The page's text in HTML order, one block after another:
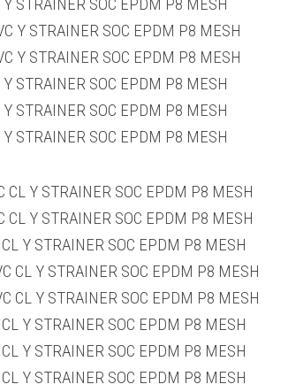
Y STRAINER SOC EPDM P8 MESH
Y STRAINER SOC EPDM P8 MESH
STRAINER SOC EPDM P8 MESH
STRAINER SOC EPDM P8 MESH
STRAINER SOC EPDM P8 MESH
CL Y STRAINER SOC EPDM P8 MESH
CL Y STRAINER SOC EPDM P8 MESH
Y STRAINER SOC EPDM P8 MESH
CL Y STRAINER SOC EPDM P8 MESH
CL Y STRAINER SOC EPDM P8 MESH
Y STRAINER SOC EPDM P8 MESH
Y STRAINER SOC EPDM P8 MESH
Y STRAINER SOC EPDM P8 MESH